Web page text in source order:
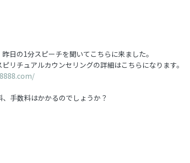
日の1分スピーチを聞いてこちらに来ました。
リチュアルカウンセリングの詳細はこちらになります。
、手数料はかかるのでしょうか？